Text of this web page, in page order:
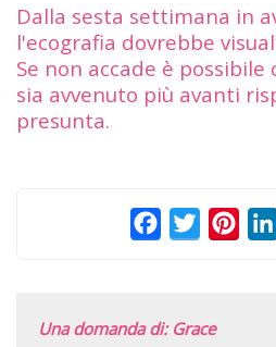
Dalla sesta settimana in
l'ecografia dovrebbe
Se non accade è
sia avvenuto più avanti
presunta.
FacebookTwitter
Una domanda di: Grace